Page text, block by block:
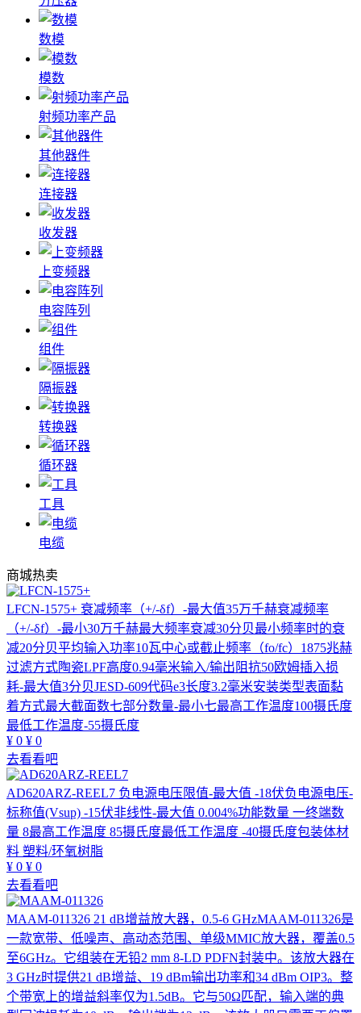
数模
模数
射频功率产品
其他器件
连接器
收发器
上变频器
电容阵列
组件
隔振器
转换器
循环器
工具
电缆
商城热卖
LFCN-1575+ 衰减频率（+/-δf）-最大值35万千赫衰减频率
（+/-δf）-最小30万千赫最大频率衰减30分贝最小频率时的衰
减20分贝平均输入功率10瓦中心或截止频率（fo/fc）1875兆赫
过滤方式陶瓷LPF高度0.94毫米输入/输出阻抗50欧姆插入损
耗-最大值3分贝JESD-609代码e3长度3.2毫米安装类型表面黏
着方式最大截面数七部分数量-最小七最高工作温度100摄氏度
最低工作温度-55摄氏度
¥ 0 ¥ 0
去看看吧
AD620ARZ-REEL7 负电源电压限值-最大值 -18伏负电源电压-
标称值(Vsup) -15伏非线性-最大值 0.004%功能数量 一终端数
量 8最高工作温度 85摄氏度最低工作温度 -40摄氏度包装体材
料 塑料/环氧树脂
¥ 0 ¥ 0
去看看吧
MAAM-011326 21 dB增益放大器，0.5-6 GHzMAAM-011326是
一款宽带、低噪声、高动态范围、单级MMIC放大器，覆盖0.5
至6GHz。它组装在无铅2 mm 8-LD PDFN封装中。该放大器在
3 GHz时提供21 dB增益、19 dBm输出功率和34 dBm OIP3。整
个带宽上的增益斜率仅为1.5dB。它与50Ω匹配，输入端的典